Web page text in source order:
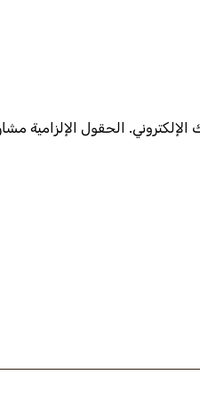
الحقول الإلزامية مشار